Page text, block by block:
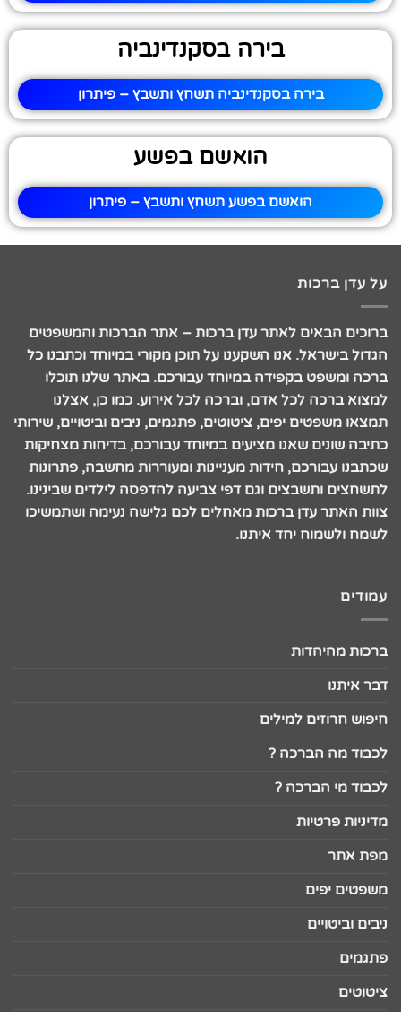
בירה בסקנדינביה
בירה בסקנדינביה תשחץ ותשבץ – פיתרון
הואשם בפשע
הואשם בפשע תשחץ ותשבץ – פיתרון
על עדן ברכות
ברוכים הבאים לאתר עדן ברכות – אתר הברכות והמשפטים
הגדול בישראל. אנו השקענו על תוכן מקורי במיוחד וכתבנו כל
ברכה ומשפט בקפידה במיוחד עבורכם. באתר שלנו תוכלו
למצוא ברכה לכל אדם, וברכה לכל אירוע. כמו כן, אצלנו
תמצאו משפטים יפים, ציטוטים, פתגמים, ניבים וביטויים, שירותי
כתיבה שונים שאנו מציעים במיוחד עבורכם, בדיחות מצחיקות
שכתבנו עבורכם, חידות מעניינות ומעוררות מחשבה, פתרונות
לתשחצים ותשבצים וגם דפי צביעה להדפסה לילדים שבינינו.
צוות האתר עדן ברכות מאחלים לכם גלישה נעימה ושתמשיכו
לשמח ולשמוח יחד איתנו.
עמודים
ברכות מהיהדות
דבר איתנו
חיפוש חרוזים למילים
לכבוד מה הברכה ?
לכבוד מי הברכה ?
מדיניות פרטיות
מפת אתר
משפטים יפים
ניבים וביטויים
פתגמים
ציטוטים